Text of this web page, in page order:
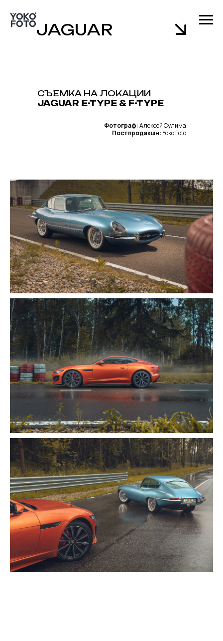
JAGUAR
СЪЕМКА НА ЛОКАЦИИ
JAGUAR E-TYPE & F-TYPE
Фотограф:Алексей Сулима
Постпродакшн:Yoko Foto